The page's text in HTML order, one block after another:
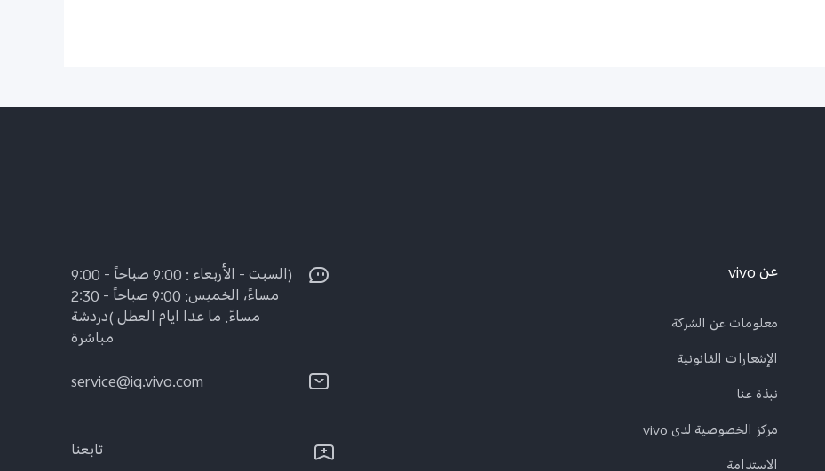
عن vivo
معلومات عن الشركة
الإشعارات القانونية
نبذة عنا
مركز الخصوصية لدى vivo
(السبت - الأربعاء : 9:00 صباحاً - 9:00
مساءً، الخميس: 9:00 صباحاً - 2:30
مساءً. ما عدا ايام العطل )دردشة
مباشرة
service@iq.vivo.com
تابعنا